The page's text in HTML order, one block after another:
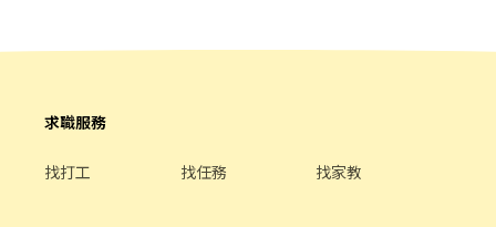
求職服務
找打工 找任務 找家教